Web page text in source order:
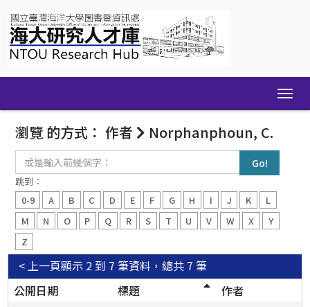
navigation
瀏覽 的方式： 作者 Norphanphoun, C.
入
前
幾
個
跳到：
0-9
A B C D E F G H I J K
L
M
N O P Q R S T U V W X
Y
Z
顯示 2 到 7 筆資料，總共 7 筆
< 上一頁
公開日期
標題
作者